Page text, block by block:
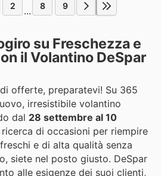
2 ... 8 9
su Freschezza e
il Volantino DeSpar
offerte, preparatevi! Su 365
irresistibile volantino
dal 28 settembre al 10
ricerca di occasioni per riempire
e di alta qualità senza
siete nel posto giusto. DeSpar
alle esigenze dei suoi clienti,